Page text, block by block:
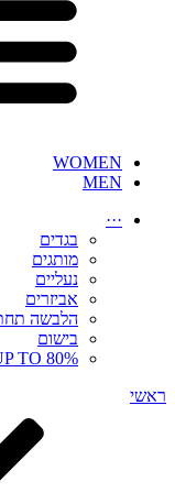
WOMEN
MEN
···
בגדים
מותגים
נעליים
אביזרים
הלבשה
בישום
TO 80%
ראשי